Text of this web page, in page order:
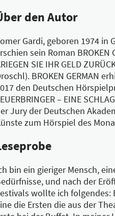
den Autor
Gardi, geboren 1974 in
sein Roman BROKEN
SIE IHR GELD
BROKEN GERMAN
den Deutschen
– EINE
Jury der Deutschen
zum Hörspiel des
bin ein gieriger Mensch,
und nach der
wollte ich folgendes:
die Ersten die aus der